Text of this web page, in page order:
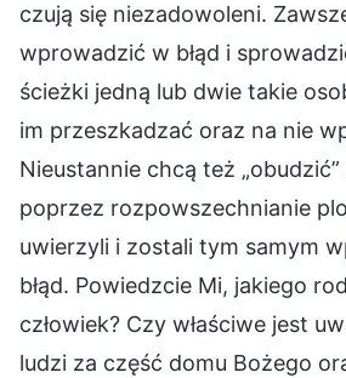
czują się niezadowoleni.
wprowadzić w błąd i
ścieżki jedną lub dwie takie
im przeszkadzać oraz na nie
Nieustannie chcą też
poprzez rozpowszechnianie
uwierzyli i zostali tym samym
błąd. Powiedzcie Mi, jakiego
człowiek? Czy właściwe jest
ludzi za część domu Bożego